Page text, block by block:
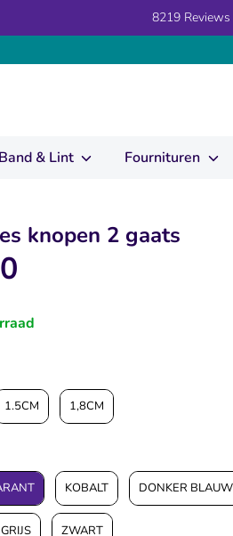
8219
Band & Lint Fournituren
knopen 2 gaats
1.5CM 1,8CM
kleur
KOBALT DONKER BLAUW
ZWART